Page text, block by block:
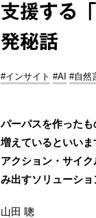
支援する
発秘話
#インサイト #AI #自然
パーパスを作った
増えているといい
アクション・サイ
み出すソリューショ
山田 聰